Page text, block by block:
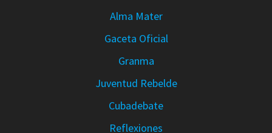
Alma Mater
Gaceta Oficial
Granma
Juventud Rebelde
Cubadebate
Reflexiones